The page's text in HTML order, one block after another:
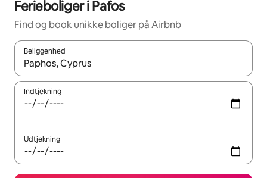
Ferieboliger i Pafos
Find og book unikke boliger på Airbnb
Beliggenhed
Når resultaterne er tilgængelige, skal du navigere med
Indtjekning
Udtjekning